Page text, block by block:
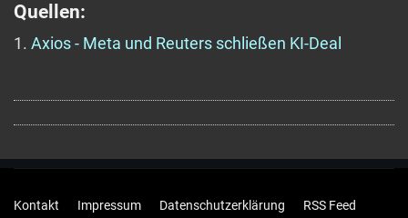
Quellen:
1. Axios - Meta und Reuters schließen KI-Deal
Kontakt Impressum Datenschutzerklärung
RSS Feed